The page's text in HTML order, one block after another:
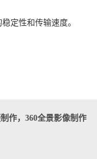
定性和传输速度。
作，360全景影像制作